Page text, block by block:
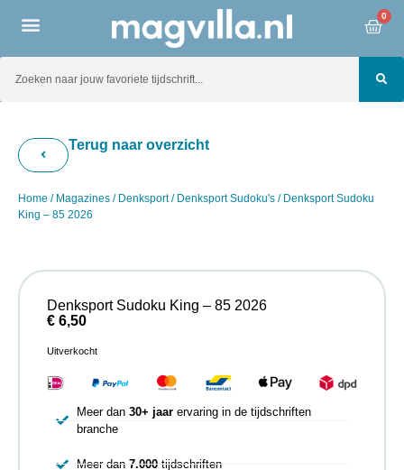
0
Terug naar overzicht
Home / Magazines / Denksport/ Denksport Sudoku's / Denksport Sudoku
King – 85 2026
Denksport Sudoku King – 85 2026
€ 6,50
Uitverkocht
Meer dan 30+ jaarervaring in de tijdschriften
branche
Meer dan 7.000tijdschriften